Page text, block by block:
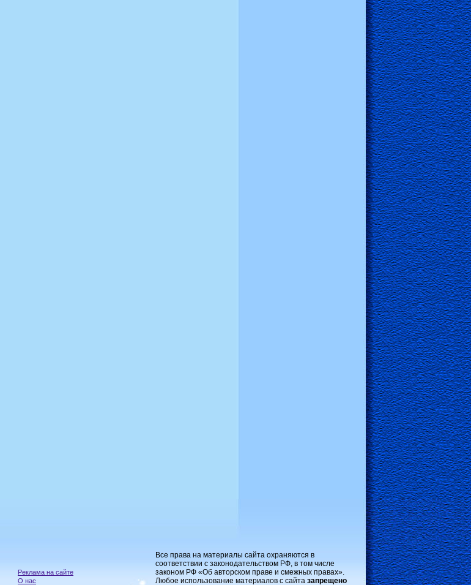
Реклама на сайте
О нас
Все права на материалы сайта охраняются в
соответствии с законодательством РФ, в том числе
законом РФ «Об авторском праве и смежных правах».
Любое использование материалов с сайта запрещено